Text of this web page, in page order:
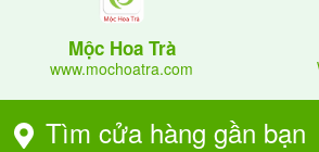
Trên đây là chia sẻ về việc uống
hãy uống vừa phải đúng liều
khỏe tốt cho cơ thể của bạn.
vọng bạn chia sẻ cho người thân và
Mộc Hoa Trà
www.mochoatra.com
Tìm cửa hàng gần bạn